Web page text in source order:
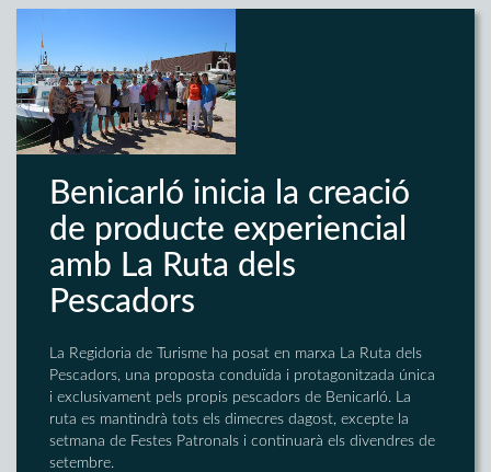
Benicarló inicia la creació
de producte experiencial
amb La Ruta dels
Pescadors
La Regidoria de Turisme ha posat en marxa La Ruta dels
Pescadors, una proposta conduïda i protagonitzada única
i exclusivament pels propis pescadors de Benicarló. La
ruta es mantindrà tots els dimecres dagost, excepte la
setmana de Festes Patronals i continuarà els divendres de
setembre.